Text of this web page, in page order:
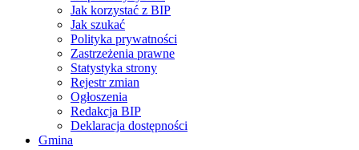
Jak korzystać z BIP
Jak szukać
Polityka prywatności
Zastrzeżenia prawne
Statystyka strony
Rejestr zmian
Ogłoszenia
Redakcja BIP
Deklaracja dostępności
Gmina